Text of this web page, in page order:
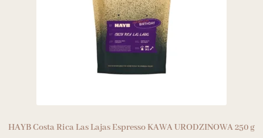
HAYB Costa Rica Las Lajas Espresso KAWA URODZINOWA 250 g